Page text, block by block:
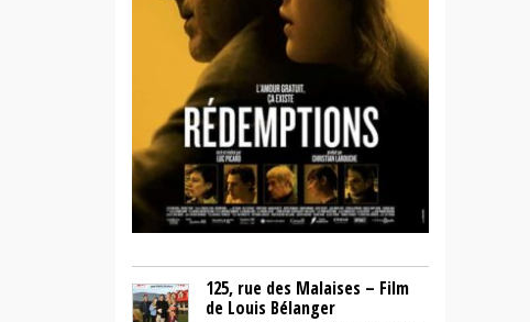
125, rue des Malaises – Film
de Louis Bélanger